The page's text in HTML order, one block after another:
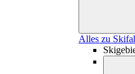
Alles zu